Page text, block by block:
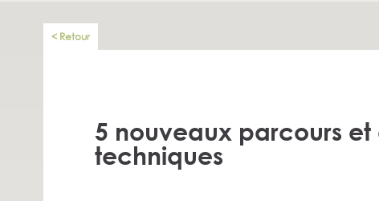
Retour
5 nouveaux parcours et
techniques